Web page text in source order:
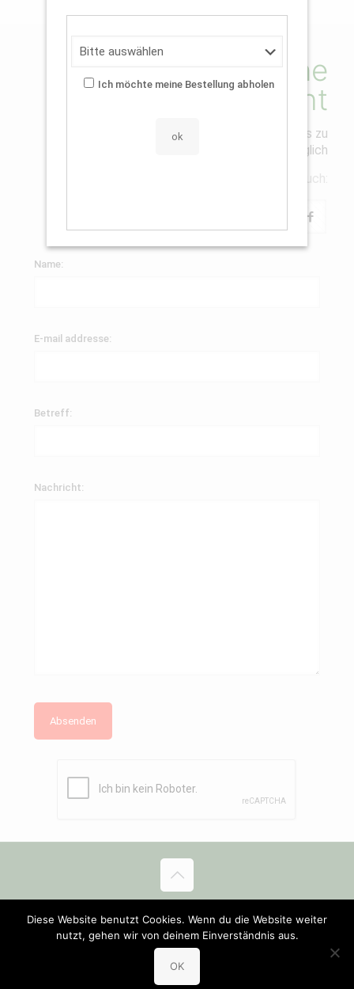
Schreibe eine
Nachricht
Wenn du eine Frage hast, zögere nicht uns zu
schreiben. Wir antworten so schnell wie möglich
Hier findest du uns auch:
Name:
E-mail addresse:
Betreff:
Nachricht:
AGB’s Haftungsausschluß
Datenschutz
Inhaltsstoffe (PDF)
Allergene (PDF)
Diese Website benutzt Cookies. Wenn du die Website weiter
nutzt, gehen wir von deinem Einverständnis aus.
OK
Ich möchte meine Bestellung abholen